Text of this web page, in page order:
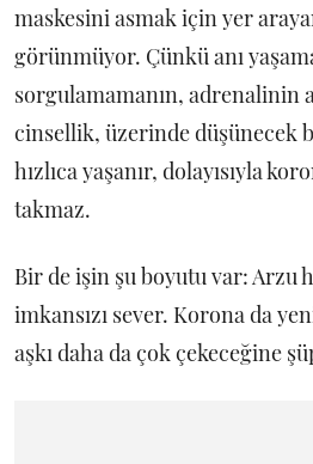
maskesini asmak için yer
görünmüyor. Çünkü anı
sorgulamamanın, adrenalinin
cinsellik, üzerinde düşünecek
hızlıca yaşanır, dolayısıyla
takmaz.
Bir de işin şu boyutu var: Arzu
imkansızı sever. Korona da
aşkı daha da çok çekeceğine